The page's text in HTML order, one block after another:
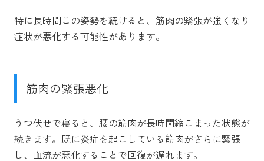
特に長時間この姿勢を続けると、筋肉の緊張が強くなり
症状が悪化する可能性があります。
筋肉の緊張悪化
うつ伏せで寝ると、腰の筋肉が長時間縮こまった状態が
続きます。既に炎症を起こしている筋肉がさらに緊張
し、血流が悪化することで回復が遅れます。